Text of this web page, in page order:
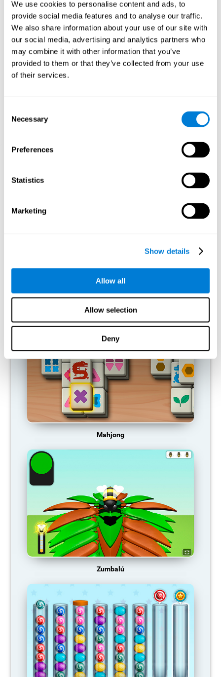
We use cookies to personalise content and ads, to
provide social media features and to analyse our traffic.
We also share information about your use of our site with
our social media, advertising and analytics partners who
may combine it with other information that you’ve
provided to them or that they’ve collected from your use
of their services.
Selection
Necessary
Preferences
Statistics
Marketing
Show details
Allow all
Allow selection
Deny
reorganizarse y a recuperar las funciones cognitivas debilitadas
o dañadas.
El juego mental Puzle 3D Artístico busca estimular las habilidades
relacionadas con la percepción visual y espacial. La estimulación
constante de nuestras habilidades puede ayudar a mejorar las
funciones cognitivas y crear nuevas sinapsis.
1ª SEMANA
Proyección gráfica orientativa de las redes neuronales después
¿Qué pasa cuando no entreno mis
no proporciona recursos para ese patrón de activación neuronal,
cognitiva, nos volvemos menos eficientes en nuestras
Mahjong
Zumbalú